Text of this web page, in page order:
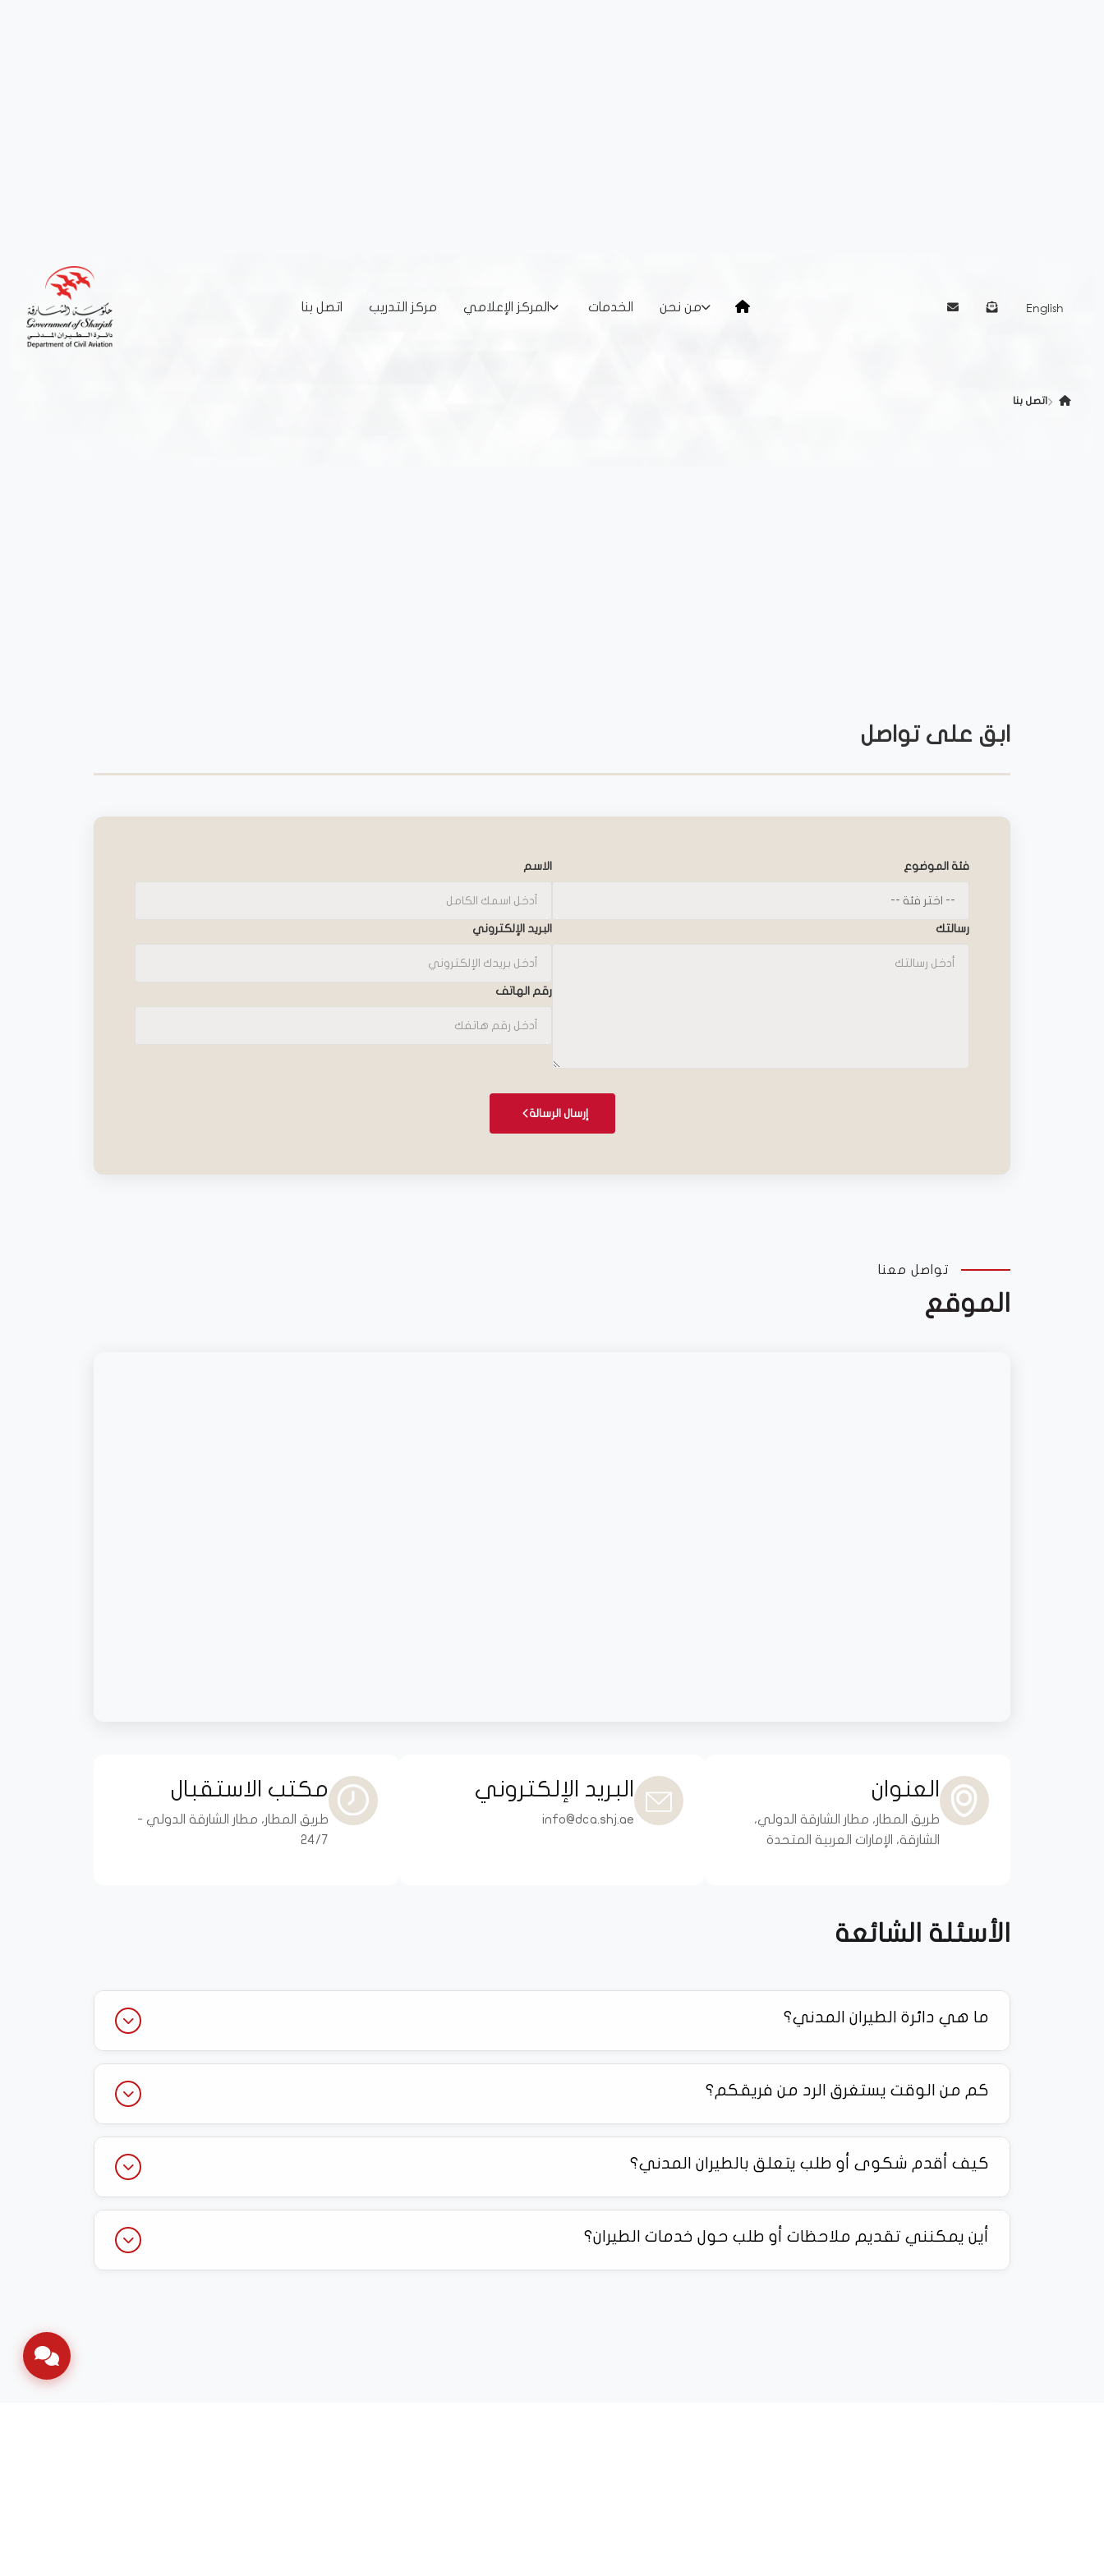
من نحن الخدمات المركز الإعلامي مركز التدريب اتصل بنا English
اتصل بنا
ابق على تواصل
الاسم
البريد الإلكتروني
رقم الهاتف
فئة الموضوع
رسالتك
إرسال الرسالة
تواصل معنا
الموقع
العنوان
طريق المطار، مطار الشارقة الدولي،
الشارقة، الإمارات العربية المتحدة
البريد الإلكتروني
info@dca.shj.ae
مكتب الاستقبال
طريق المطار، مطار الشارقة الدولي -
24/7
الأسئلة الشائعة
ما هي دائرة الطيران المدني؟
كم من الوقت يستغرق الرد من فريقكم؟
كيف أقدم شكوى أو طلب يتعلق بالطيران المدني؟
أين يمكنني تقديم ملاحظات أو طلب حول خدمات الطيران؟